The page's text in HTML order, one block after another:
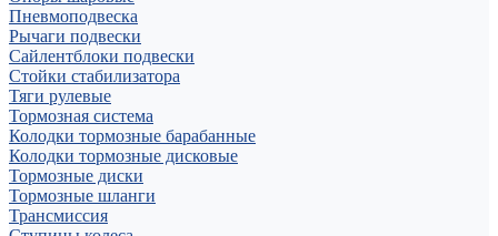
Пневмоподвеска
Рычаги подвески
Сайлентблоки подвески
Стойки стабилизатора
Тяги рулевые
Тормозная система
Колодки тормозные барабанные
Колодки тормозные дисковые
Тормозные диски
Тормозные шланги
Трансмиссия